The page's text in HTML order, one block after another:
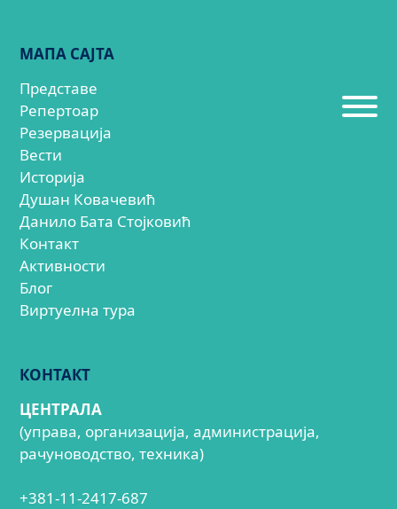
МАПА САЈТА
Представе
Репертоар
Резервација
Вести
Историја
Душан Ковачевић
Данило Бата Стојковић
Контакт
Активности
Блог
Виртуелна тура
КОНТАКТ
ЦЕНТРАЛА
(управа, организација, администрација,
рачуноводство, техника)
+381-11-2417-687